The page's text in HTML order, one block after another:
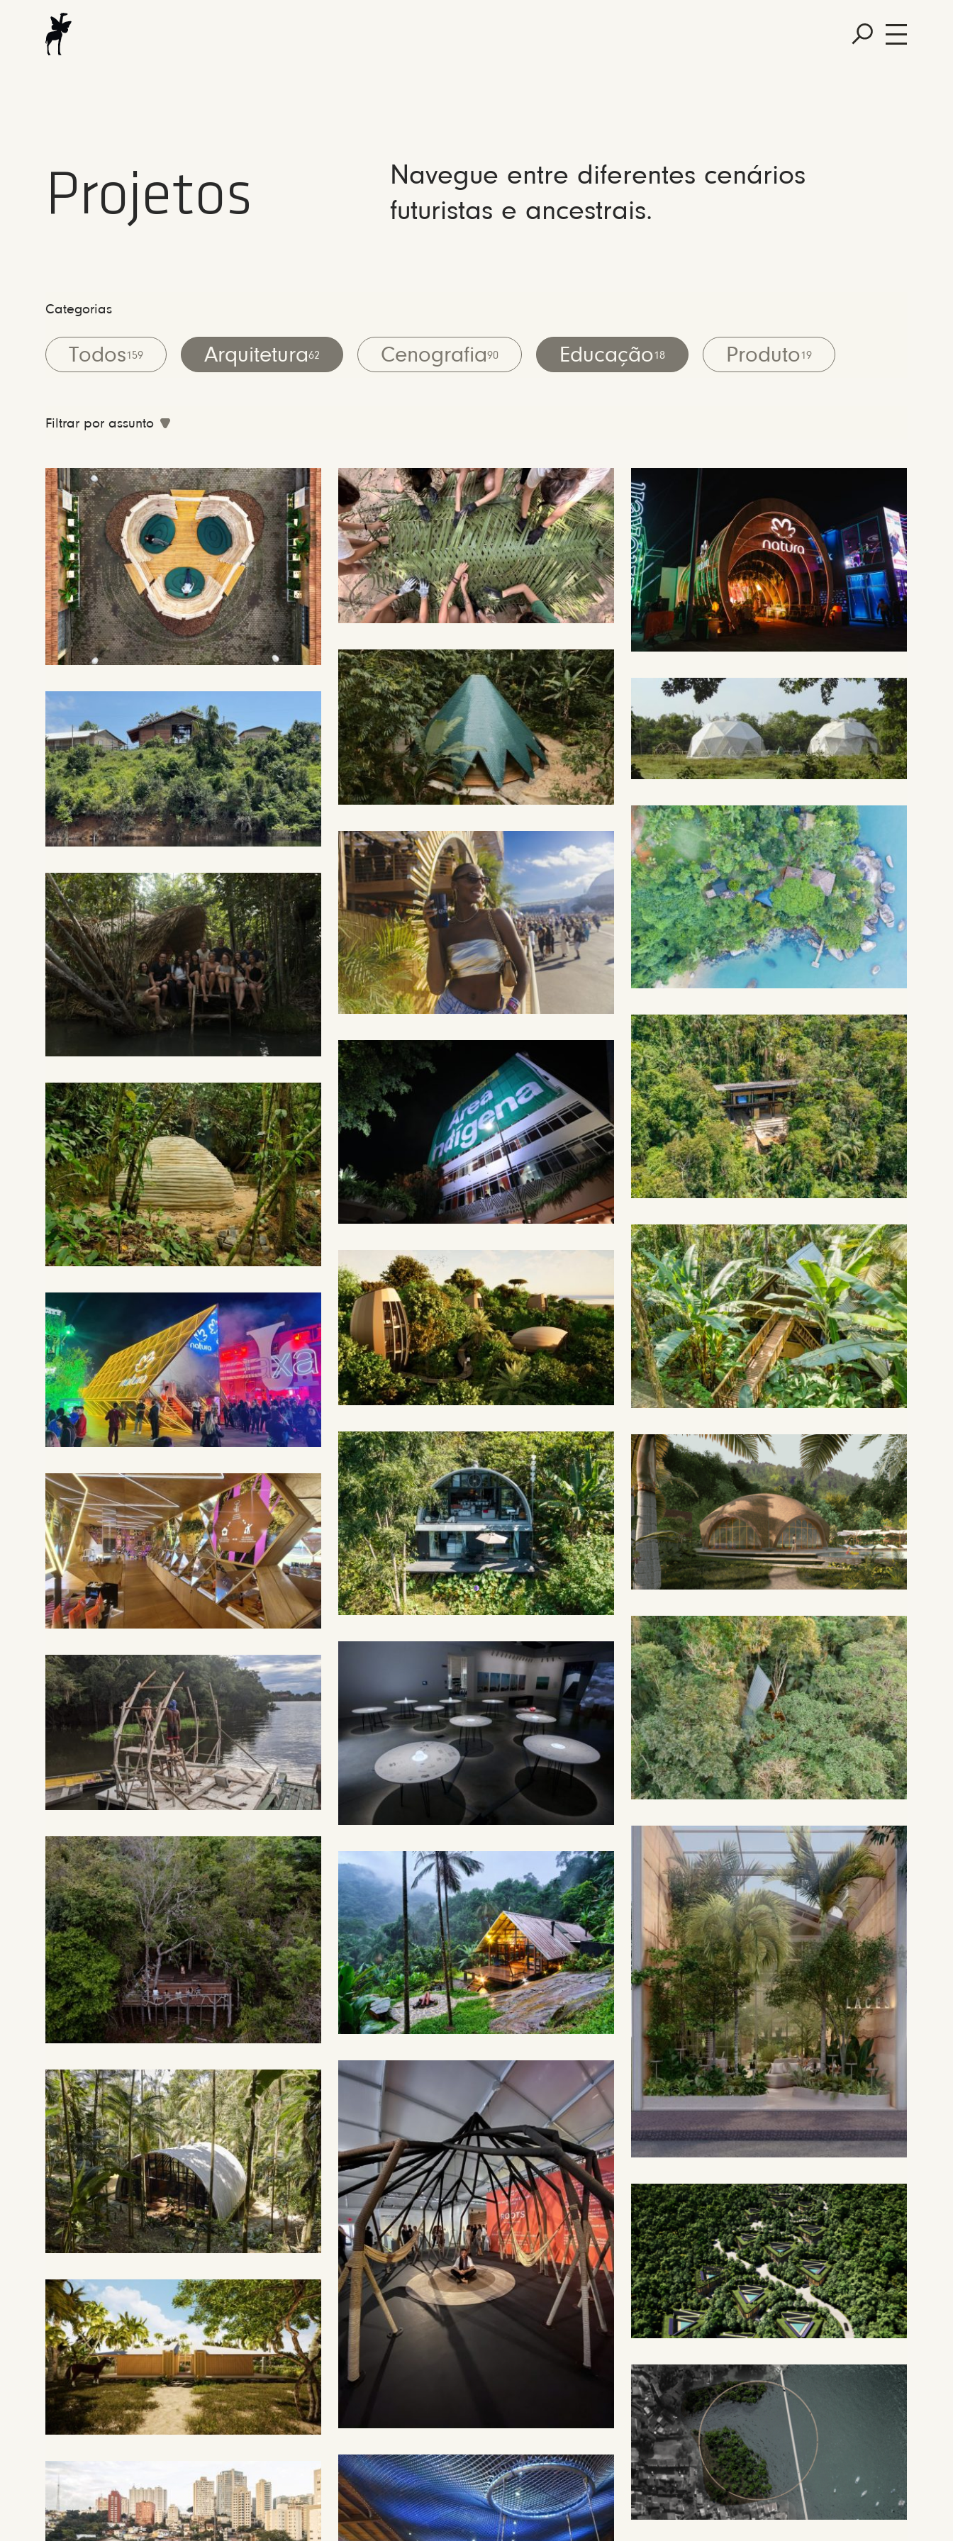
Projetos
Navegue entre diferentes cenários
futuristas e ancestrais.
Categorias
Todos159 Arquitetura62 Cenografia90 Educação18 Produto19
Filtrar por assunto